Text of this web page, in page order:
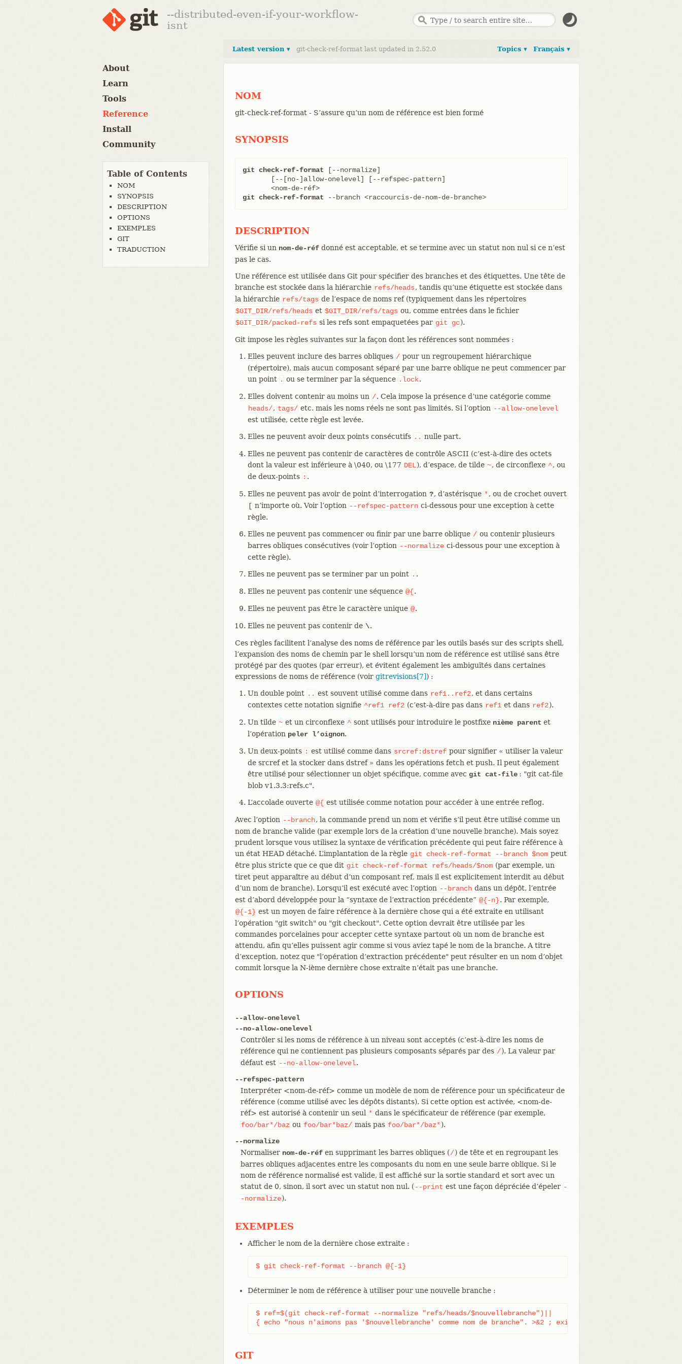
--distributed-even-if-your-workflow-
isnt
About
Learn
Tools
Reference
Install
Community
Table of Contents
NOM
SYNOPSIS
DESCRIPTION
OPTIONS
EXEMPLES
GIT
TRADUCTION
Français ▾
Topics ▾
Latest version ▾ git-check-ref-format last updated in 2.52.0
NOM
git-check-ref-format - S’assure qu’un nom de référence est bien formé
SYNOPSIS
git check-ref-format [--normalize]
git check-ref-format --branch <raccourcis-de-nom-de-branche>
DESCRIPTION
Vérifie si un nom-de-réf donné est acceptable, et se termine avec un statut non nul si ce n’est
pas le cas.
Une référence est utilisée dans Git pour spécifier des branches et des étiquettes. Une tête de
branche est stockée dans la hiérarchie refs/heads, tandis qu’une étiquette est stockée dans
la hiérarchie refs/tags de l’espace de noms ref (typiquement dans les répertoires
$GIT_DIR/refs/heads et $GIT_DIR/refs/tags ou, comme entrées dans le fichier
$GIT_DIR/packed-refs si les refs sont empaquetées par git gc).
Git impose les règles suivantes sur la façon dont les références sont nommées :
Elles peuvent inclure des barres obliques / pour un regroupement hiérarchique
(répertoire), mais aucun composant séparé par une barre oblique ne peut commencer par
un point . ou se terminer par la séquence .lock.
Elles doivent contenir au moins un /. Cela impose la présence d’une catégorie comme
heads/, tags/ etc. mais les noms réels ne sont pas limités. Si l’option --allow-onelevel
est utilisée, cette règle est levée.
Elles ne peuvent avoir deux points consécutifs .. nulle part.
Elles ne peuvent pas contenir de caractères de contrôle ASCII (c’est-à-dire des octets
dont la valeur est inférieure à \040, ou \177 DEL), d’espace, de tilde ~, de circonflexe ^, ou
de deux-points : .
Elles ne peuvent pas avoir de point d’interrogation ?, d’astérisque *, ou de crochet ouvert
[ n’importe où. Voir l’option --refspec-pattern ci-dessous pour une exception à cette
règle.
Elles ne peuvent pas commencer ou finir par une barre oblique / ou contenir plusieurs
barres obliques consécutives (voir l’option --normalize ci-dessous pour une exception à
cette règle).
Elles ne peuvent pas se terminer par un point . .
Elles ne peuvent pas contenir une séquence @{.
Elles ne peuvent pas être le caractère unique @.
Elles ne peuvent pas contenir de \.
Ces règles facilitent l’analyse des noms de référence par les outils basés sur des scripts shell,
l’expansion des noms de chemin par le shell lorsqu’un nom de référence est utilisé sans être
protégé par des quotes (par erreur), et évitent également les ambiguïtés dans certaines
expressions de noms de référence (voir gitrevisions[7]) :
Un double point .. est souvent utilisé comme dans ref1..ref2, et dans certains
contextes cette notation signifie ^ref1 ref2 (c’est-à-dire pas dans ref1 et dans ref2).
Un tilde ~ et un circonflexe ^ sont utilisés pour introduire le postfixe nième parent et
l’opération peler l’oignon.
Un deux-points : est utilisé comme dans srcref:dstref pour signifier « utiliser la valeur
de srcref et la stocker dans dstref » dans les opérations fetch et push. Il peut également
être utilisé pour sélectionner un objet spécifique, comme avec git cat-file : "git cat-file
blob v1.3.3:refs.c".
L’accolade ouverte @{ est utilisée comme notation pour accéder à une entrée reflog.
Avec l’option --branch, la commande prend un nom et vérifie s’il peut être utilisé comme un
nom de branche valide (par exemple lors de la création d’une nouvelle branche). Mais soyez
prudent lorsque vous utilisez la syntaxe de vérification précédente qui peut faire référence à
un état HEAD détaché. L’implantation de la règle git check-ref-format --branch $nom peut
être plus stricte que ce que dit git check-ref-format refs/heads/$nom (par exemple, un
tiret peut apparaître au début d’un composant ref, mais il est explicitement interdit au début
d’un nom de branche). Lorsqu’il est exécuté avec l’option --branch dans un dépôt, l’entrée
est d’abord développée pour la “syntaxe de l’extraction précédente” @{-n}. Par exemple,
@{-1} est un moyen de faire référence à la dernière chose qui a été extraite en utilisant
l’opération "git switch" ou "git checkout". Cette option devrait être utilisée par les
commandes porcelaines pour accepter cette syntaxe partout où un nom de branche est
attendu, afin qu’elles puissent agir comme si vous aviez tapé le nom de la branche. A titre
d’exception, notez que "l’opération d’extraction précédente" peut résulter en un nom d’objet
commit lorsque la N-ième dernière chose extraite n’était pas une branche.
OPTIONS
--allow-onelevel
--no-allow-onelevel
Contrôler si les noms de référence à un niveau sont acceptés (c’est-à-dire les noms de
référence qui ne contiennent pas plusieurs composants séparés par des /). La valeur par
défaut est --no-allow-onelevel.
--refspec-pattern
Interpréter <nom-de-réf> comme un modèle de nom de référence pour un spécificateur de
référence (comme utilisé avec les dépôts distants). Si cette option est activée, <nom-de-
réf> est autorisé à contenir un seul * dans le spécificateur de référence (par exemple,
foo/bar*/baz ou foo/bar*baz/ mais pas foo/bar*/baz*).
--normalize
Normaliser nom-de-réf en supprimant les barres obliques (/) de tête et en regroupant les
barres obliques adjacentes entre les composants du nom en une seule barre oblique. Si le
nom de référence normalisé est valide, il est affiché sur la sortie standard et sort avec un
statut de 0, sinon, il sort avec un statut non nul. (--print est une façon dépréciée d’épeler -
-normalize).
EXEMPLES
Afficher le nom de la dernière chose extraite :
$ git check-ref-format --branch @{-1}
Déterminer le nom de référence à utiliser pour une nouvelle branche :
$ ref=$(git check-ref-format --normalize "refs/heads/$nouvellebranche")||
{ echo "nous n'aimons pas '$nouvellebranche' comme nom de branche". >&2 ; exit 1 ; }
GIT